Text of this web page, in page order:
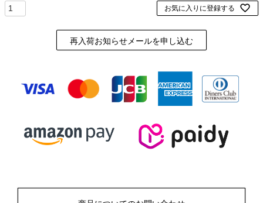
お気に入りに登録する
再入荷お知らせメールを申し込む